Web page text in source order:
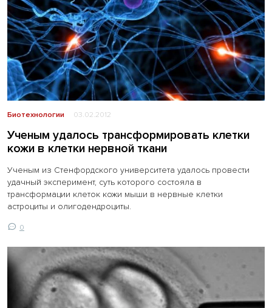
Биотехнологии 03.02.2012
Ученым удалось трансформировать клетки
кожи в клетки нервной ткани
Ученым из Стенфордского университета удалось провести
удачный эксперимент, суть которого состояла в
трансформации клеток кожи мыши в нервные клетки
астроциты и олигодендроциты.
0